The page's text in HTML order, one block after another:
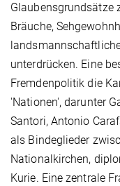
Glaubensgrundsätze
Bräuche,
unterdrücken. Eine
Fremdenpolitik die
'Nationen', darunter
Santori, Antonio
als Bindeglieder
Nationalkirchen,
Kurie. Eine zentrale